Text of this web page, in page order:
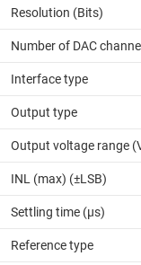
Resolution (Bits)
Number of DAC
Interface type
Output type
Output voltage range
INL (max) (±LSB)
Settling time (µs)
Reference type